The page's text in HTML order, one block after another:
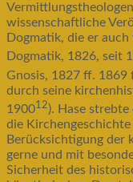
wissenschaftliche
Dogmatik, die er
Dogmatik, 1826, seit
Gnosis, 1827 ff. 1869
durch seine
190012). Hase
die
Berücksichtigung der
gerne und mit
Sicherheit des